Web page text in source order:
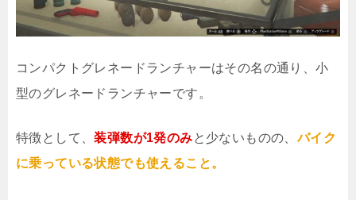
コンパクトグレネードランチャーはその名の通り、小
型のグレネードランチャーです。
特徴として、装弾数が1発のみと少ないものの、バイク
に乗っている状態でも使えること。